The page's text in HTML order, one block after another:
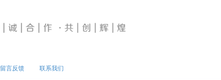
留言反馈 联系我们